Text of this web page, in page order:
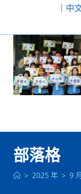
至
｜ 中
部落格
> 2025 年 > 9 月